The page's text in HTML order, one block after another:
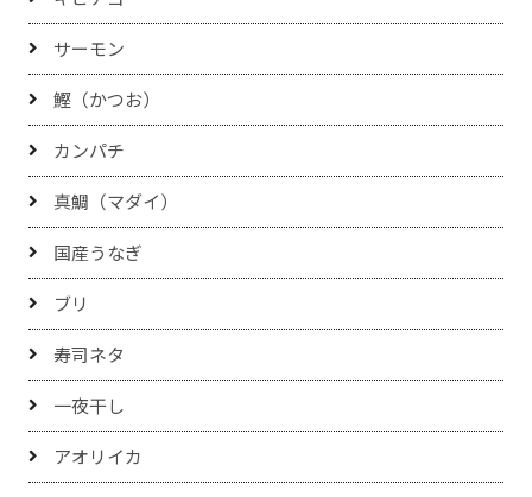
サーモン
鰹（かつお）
カンパチ
真鯛（マダイ）
国産うなぎ
ブリ
寿司ネタ
一夜干し
アオリイカ